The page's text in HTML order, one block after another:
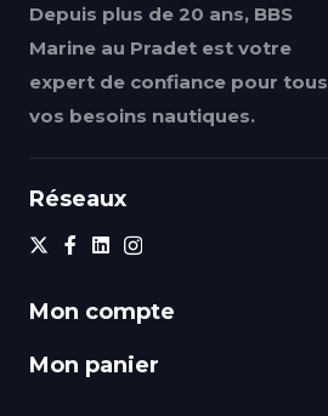
Depuis plus de 20 ans, BBS
Marine au Pradet est votre
expert de confiance pour tous
vos besoins nautiques.
Réseaux
Mon compte
Mon panier